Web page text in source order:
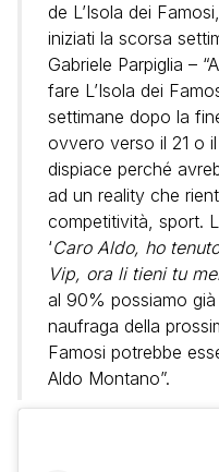
de L’Isola dei
iniziati la scorsa
Gabriele Parpiglia –
fare L’Isola dei
settimane dopo la
ovvero verso il 21 o
dispiace perché
ad un reality che
competitività, sport.
‘Caro Aldo, ho
Vip, ora li tieni tu
al 90% possiamo
naufraga della
Famosi potrebbe
Aldo Montano”.